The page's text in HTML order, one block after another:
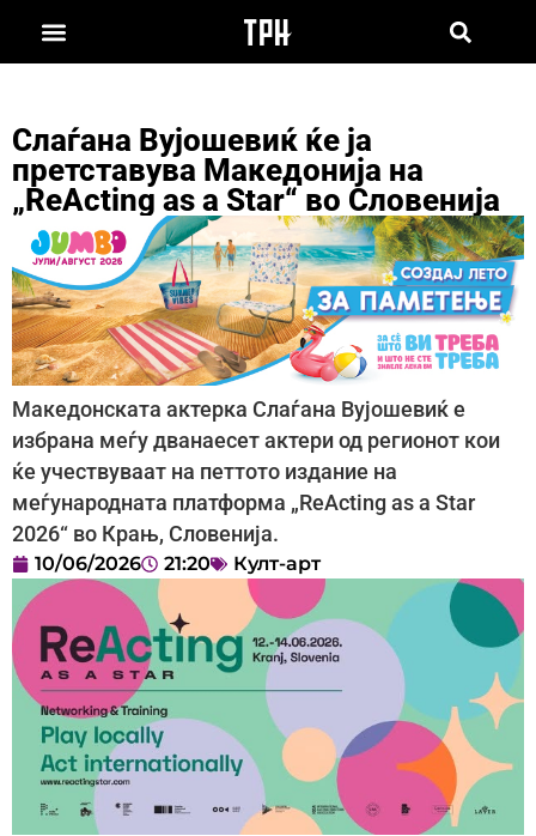
Слаѓана Вујошевиќ ќе ја
претставува Македонија на
„ReActing as a Star“ во Словенија
Македонската актерка Слаѓана Вујошевиќ е
избрана меѓу дванаесет актери од регионот кои
ќе учествуваат на петтото издание на
меѓународната платформа „ReActing as a Star
2026“ во Крањ, Словенија.
10/06/2026 21:20 Култ-арт